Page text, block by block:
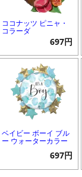
ココナッツ ピニャ・
コラーダ
697円
ベイビー ボーイ ブル
ー ウォーターカラー
697円